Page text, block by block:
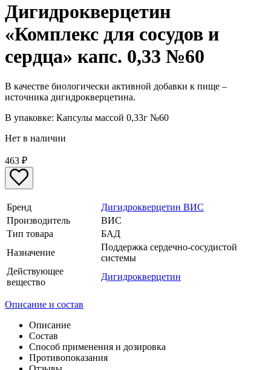
Дигидрокверцетин
«Комплекс для сосудов и
сердца» капс. 0,33 №60
В качестве биологически активной добавки к пище –
источника дигидрокверцетина.
В упаковке: Капсулы массой 0,33г №60
Нет в наличии
463 ₽
Бренд
Дигидрокверцетин ВИС
Производитель
ВИС
Тип товара
БАД
Назначение
Поддержка сердечно-сосудистой
системы
Действующее
вещество
Дигидрокверцетин
Описание и состав
Описание
Состав
Способ применения и дозировка
Противопоказания